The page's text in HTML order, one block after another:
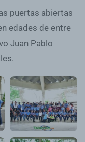
puertas abiertas
edades de entre
Juan Pablo